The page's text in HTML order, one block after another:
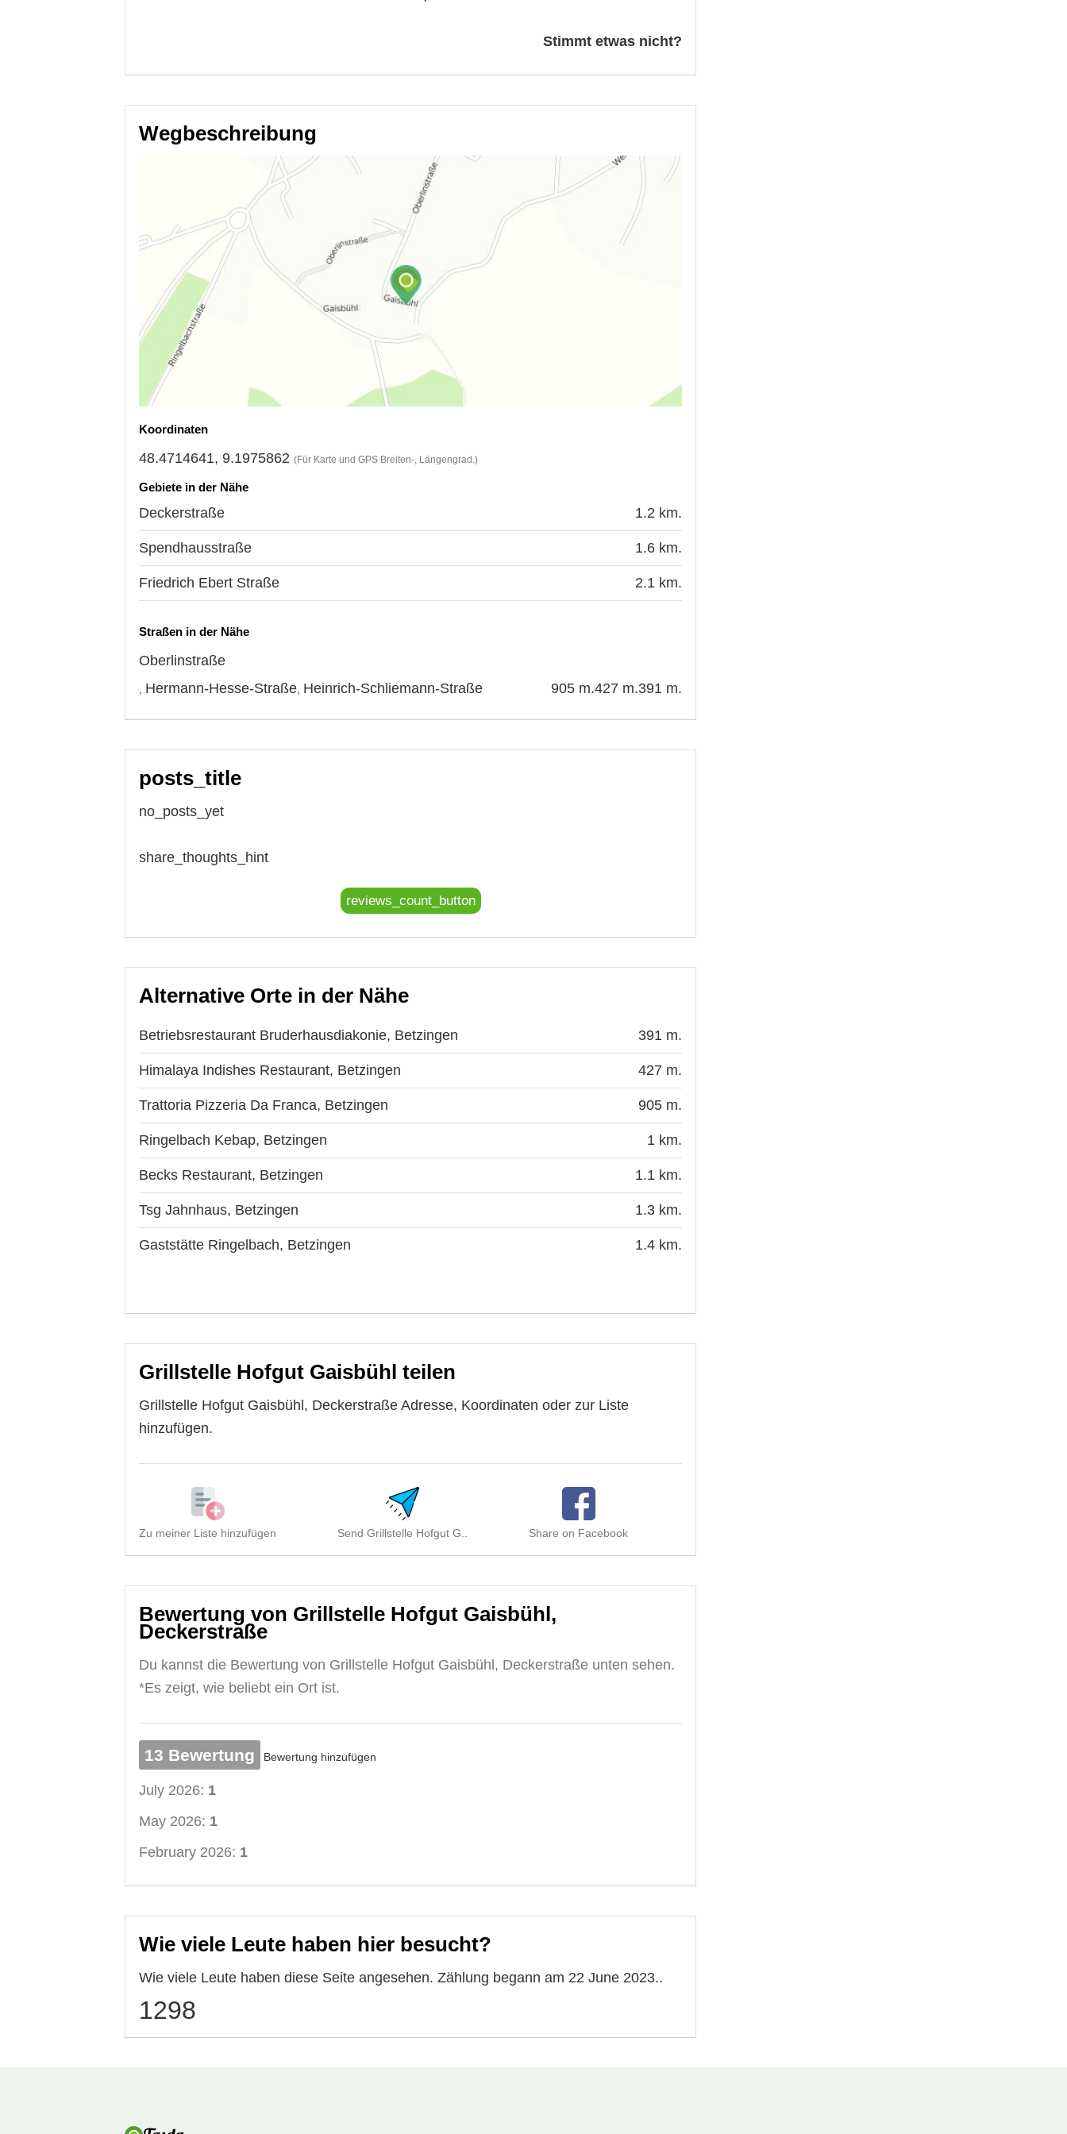
Stimmt etwas nicht?
Wegbeschreibung
Koordinaten
48.4714641, 9.1975862 (Für Karte und GPS Breiten-, Längengrad.)
Gebiete in der Nähe
Deckerstraße 1.2 km.
Spendhausstraße 1.6 km.
Friedrich Ebert Straße 2.1 km.
Straßen in der Nähe
Oberlinstraße
391 m.
Hermann-Hesse-Straße 427 m.
Heinrich-Schliemann-Straße 905 m.
posts_title
no_posts_yet
share_thoughts_hint
reviews_count_button
Alternative Orte in der Nähe
Betriebsrestaurant Bruderhausdiakonie, Betzingen 391 m.
Himalaya Indishes Restaurant, Betzingen 427 m.
Trattoria Pizzeria Da Franca, Betzingen 905 m.
Ringelbach Kebap, Betzingen 1 km.
Becks Restaurant, Betzingen 1.1 km.
Tsg Jahnhaus, Betzingen 1.3 km.
Gaststätte Ringelbach, Betzingen 1.4 km.
Grillstelle Hofgut Gaisbühl teilen
Grillstelle Hofgut Gaisbühl, Deckerstraße Adresse, Koordinaten oder zur Liste
hinzufügen.
Zu meiner Liste hinzufügen Send Grillstelle Hofgut G.. Share on Facebook
Bewertung von Grillstelle Hofgut Gaisbühl,
Deckerstraße
Du kannst die Bewertung von Grillstelle Hofgut Gaisbühl, Deckerstraße unten sehen.
*Es zeigt, wie beliebt ein Ort ist.
13 Bewertung Bewertung hinzufügen
July 2026: 1
May 2026: 1
February 2026: 1
Wie viele Leute haben hier besucht?
Wie viele Leute haben diese Seite angesehen. Zählung begann am 22 June 2023..
1298